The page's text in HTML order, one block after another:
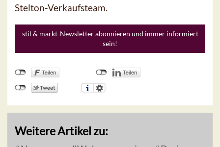
Stelton-Verkaufsteam.
stil & markt-Newsletter abonnieren und immer informiert
sein!
Weitere Artikel zu: